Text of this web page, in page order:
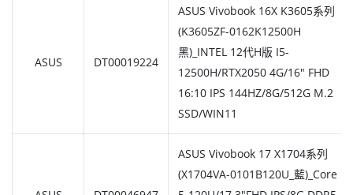
ASUS DT00019224
ASUS Vivobook 16X K3605系列
(K3605ZF-0162K12500H
黑)_INTEL 12代H版 I5-
12500H/RTX2050 4G/16" FHD
16:10 IPS 144HZ/8G/512G M.2
SSD/WIN11
ASUS Vivobook 17 X1704系列
(X1704VA-0101B120U_藍)_Core